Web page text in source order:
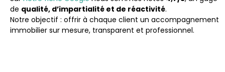
de qualité, d’impartialité et de réactivité.
Notre objectif : offrir à chaque client un accompagnement
immobilier sur mesure, transparent et professionnel.